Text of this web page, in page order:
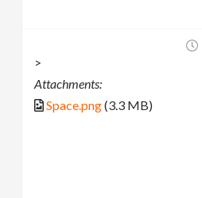
>
Attachments:
Space.png(3.3 MB)